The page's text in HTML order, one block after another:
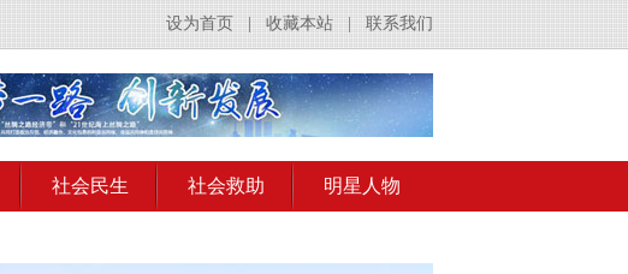
联系我们
收藏本站
设为首页
社会民生 社会救助 明星人物